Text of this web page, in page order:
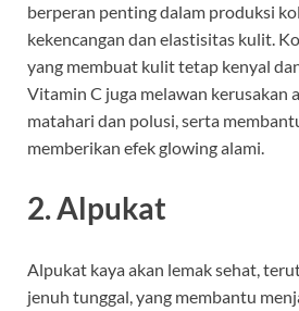
berperan penting dalam produksi
kekencangan dan elastisitas kulit.
yang membuat kulit tetap kenyal
Vitamin C juga melawan kerusakan
matahari dan polusi, serta
memberikan efek glowing alami.
2.Alpukat
Alpukat kaya akan lemak sehat,
jenuh tunggal, yang membantu